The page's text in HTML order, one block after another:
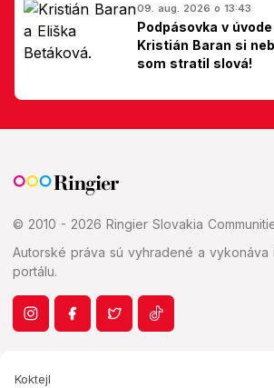
09. aug. 2026 o 13:43
Podpásovka v
Kristián Baran si
som stratil slová!
© 2010 - 2026 Ringier Slovakia
Autorské práva sú vyhradené a
portálu.
Koktejl